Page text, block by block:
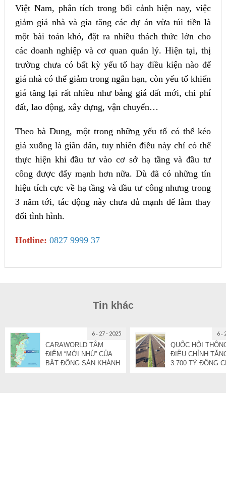
Việt Nam, phân tích trong bối cảnh hiện nay, việc
giảm giá nhà và gia tăng các dự án vừa túi tiền là
một bài toán khó, đặt ra nhiều thách thức lớn cho
các doanh nghiệp và cơ quan quản lý. Hiện tại, thị
trường chưa có bất kỳ yếu tố hay điều kiện nào để
giá nhà có thể giảm trong ngắn hạn, còn yếu tố khiến
giá tăng lại rất nhiều như bảng giá đất mới, chi phí
đất, lao động, xây dựng, vận chuyển…
Theo bà Dung, một trong những yếu tố có thể kéo
giá xuống là giãn dân, tuy nhiên điều này chỉ có thể
thực hiện khi đầu tư vào cơ sở hạ tầng và đầu tư
công được đẩy mạnh hơn nữa. Dù đã có những tín
hiệu tích cực về hạ tầng và đầu tư công nhưng trong
3 năm tới, tác động này chưa đủ mạnh để làm thay
đổi tình hình.
Hotline: 0827 9999 37
Tin khác
6 27 - 2025
CARAWORLD TÂM
ĐIỂM “MỚI NHÚ” CỦA
BẤT ĐỘNG SẢN KHÁNH
6
QUỐC HỘI
ĐIỀU CHỈNH
3.700 TỶ ĐỒNG